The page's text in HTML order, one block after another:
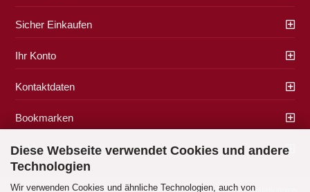
Diese Webseite verwendet Cookies und andere
Technologien
Wir verwenden Cookies und ähnliche Technologien, auch von
Sicher Einkaufen
Ihr Konto
Kontaktdaten
Bookmarken
Zahlung & Versand